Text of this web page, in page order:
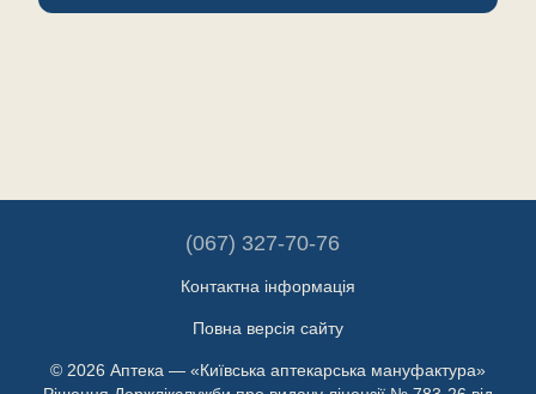
(067) 327-70-76
Контактна інформація
Повна версія сайту
© 2026 Аптека — «Київська аптекарська мануфактура»